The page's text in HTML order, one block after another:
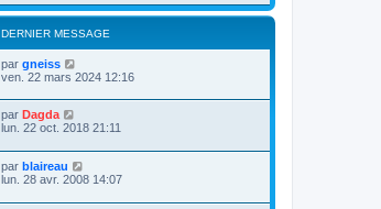
DERNIER MESSAGE
par gneiss
ven. 22 mars 2024 12:16
par Dagda
lun. 22 oct. 2018 21:11
par blaireau
lun. 28 avr. 2008 14:07